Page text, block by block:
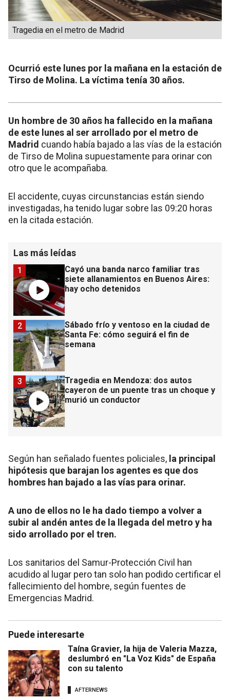
Tragedia en el metro de Madrid
Ocurrió este lunes por la mañana en la estación de
Tirso de Molina. La víctima tenía 30 años.
Un hombre de 30 años ha fallecido en la mañana
de este lunes al ser arrollado por el metro de
Madrid cuando había bajado a las vías de la estación
de Tirso de Molina supuestamente para orinar con
otro que le acompañaba.
El accidente, cuyas circunstancias están siendo
investigadas, ha tenido lugar sobre las 09:20 horas
en la citada estación.
Las más leídas
Cayó una banda narco familiar tras
siete allanamientos en Buenos Aires:
hay ocho detenidos
1
Sábado frío y ventoso en la ciudad de
Santa Fe: cómo seguirá el fin de
semana
2
Tragedia en Mendoza: dos autos
cayeron de un puente tras un choque y
murió un conductor
3
Según han señalado fuentes policiales, la principal
hipótesis que barajan los agentes es que dos
hombres han bajado a las vías para orinar.
A uno de ellos no le ha dado tiempo a volver a
subir al andén antes de la llegada del metro y ha
sido arrollado por el tren.
Los sanitarios del Samur-Protección Civil han
acudido al lugar pero tan solo han podido certificar el
fallecimiento del hombre, según fuentes de
Emergencias Madrid.
Puede interesarte
Taína Gravier, la hija de Valeria Mazza,
deslumbró en "La Voz Kids" de España
con su talento
AFTERNEWS